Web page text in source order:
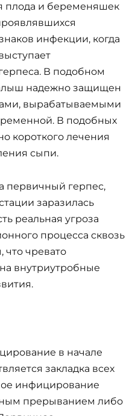
плода и беременяшек
инфекции, когда
В подобном
надежно защищен
вырабатываемыми
В подобных
короткого лечения
сыпи.
первичный герпес,
заразилась
реальная угроза
процесса сквозь
что чревато
внутриутробные
в начале
закладка всех
инфицирование
прерыванием либо